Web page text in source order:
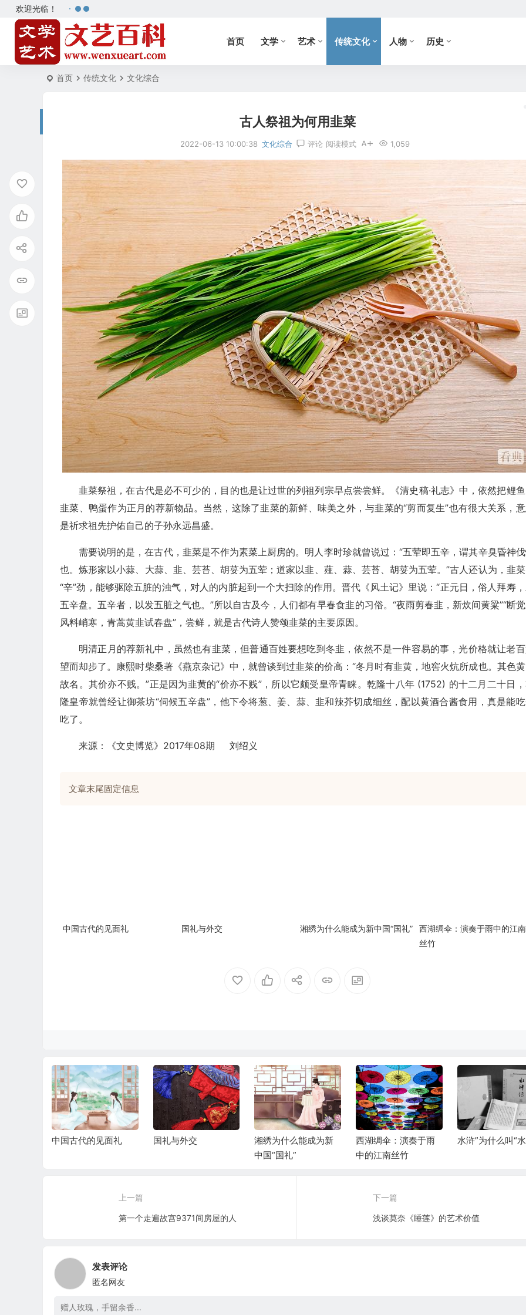
欢迎光临！
首页 文学 艺术 传统文化 人物 历史
首页 传统文化 文化综合
古人祭祖为何用韭菜
2022-06-13 10:00:38 文化综合 评论 1,059
阅读模式
韭菜祭祖，在古代是必不可少的，目的也是让过世的列祖列宗早点尝尝鲜。《清史稿·礼志》中，依然把鲤
韭菜、鸭蛋作为正月的荐新物品。当然，这除了韭菜的新鲜、味美之外，与韭菜的“剪而复生”也有很大关系，
是祈求祖先护佑自己的子孙永远昌盛。
需要说明的是，在古代，韭菜是不作为素菜上厨房的。明人李时珍就曾说过：“五荤即五辛，谓其辛臭昏神
也。炼形家以小蒜、大蒜、韭、芸苔、胡荽为五荤；道家以韭、薤、蒜、芸苔、胡荽为五荤。”古人还认为，韭
“辛”劲，能够驱除五脏的浊气，对人的内脏起到一个大扫除的作用。晋代《风土记》里说：“正元日，俗人拜寿
五辛盘。五辛者，以发五脏之气也。”所以自古及今，人们都有早春食韭的习俗。“夜雨剪春韭，新炊间黄粱”“断
风料峭寒，青蒿黄韭试春盘”，尝鲜，就是古代诗人赞颂韭菜的主要原因。
明清正月的荐新礼中，虽然也有韭菜，但普通百姓要想吃到冬韭，依然不是一件容易的事，光价格就让老
望而却步了。康熙时柴桑著《燕京杂记》中，就曾谈到过韭菜的价高：“冬月时有韭黄，地窖火炕所成也。其色
故名。其价亦不贱。”正是因为韭黄的“价亦不贱”，所以它颇受皇帝青睐。乾隆十八年 (1752) 的十二月二十日
隆皇帝就曾经让御茶坊“伺候五辛盘”，他下令将葱、姜、蒜、韭和辣芥切成细丝，配以黄酒合酱食用，真是能
吃了。
来源：《文史博览》2017年08期 刘绍义
文章末尾固定信息
中国古代的见面礼 国礼与外交 湘绣为什么能成为新中国“国礼”
西湖绸伞：演奏于雨中的江南
丝竹
中国古代的见面礼 国礼与外交
湘绣为什么能成为新
中国“国礼”
西湖绸伞：演奏于雨
中的江南丝竹
水浒”为什么叫“
上一篇
第一个走遍故宫9371间房屋的人
下一篇
浅谈莫奈《睡莲》的艺术价值
发表评论
匿名网友